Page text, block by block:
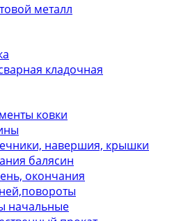
металл
кладочная
ковки
навершия, крышки
балясин
окончания
начальные